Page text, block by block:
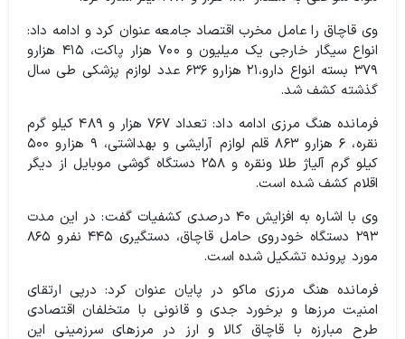
وی قاچاق را عامل مخرب اقتصاد جامعه عنوان کرد و ادامه داد:
انواع سیگار خارجی یک میلیون و ۷۰۰ هزار پاکت، ۴۱۵ هزارو
۳۷۹ بسته انواع دارو،۲۱ هزارو ۶۳۶ عدد لوازم پزشکی طی سال
گذشته کشف شد.
فرمانده هنگ مرزی ادامه داد: تعداد ۷۶۷ هزار و ۴۸۹ کیلو گرم
نقره، ۶ هزارو ۸۶۳ قلم لوازم آرایشی و بهداشتی، ۹ هزارو ۵۰۰
کیلو گرم آلیاژ طلا ونقره و ۲۵۸ دستگاه گوشی موبایل از دیگر
اقلام کشف شده است.
وی با اشاره به افزایش ۴۰ درصدی کشفیات گفت: در این مدت
۲۹۳ دستگاه خودروی حامل قاچاق، دستگیری ۴۴۵ نفرو ۸۶۵
مورد پرونده تشکیل شده است.
فرمانده هنگ مرزی ماکو در پایان عنوان کرد: درپی ارتقای
امنیت مرزها و برخورد جدی و قانونی با متخلفان اقتصادی
طرح مبارزه با قاچاق کالا و ارز در مرزهای سرزمینی این